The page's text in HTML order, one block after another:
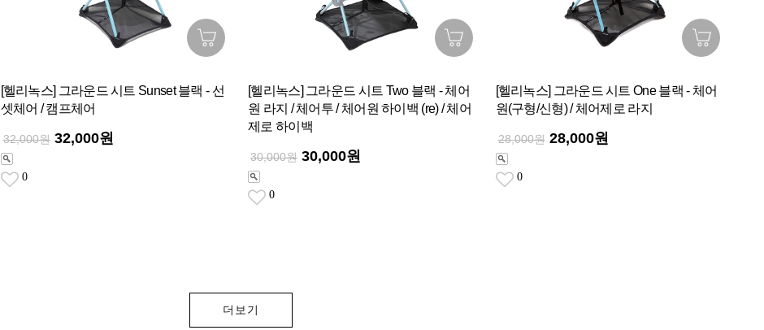
[헬리녹스] 그라운드 시트 Sunset 블랙 - 선
셋체어 / 캠프체어
32,000원 32,000원
0
[헬리녹스] 그라운드 시트 Two 블랙 - 체어
원 라지 / 체어투 / 체어원 하이백 (re) / 체어
제로 하이백
30,000원 30,000원
0
[헬리녹스] 그라운드 시트 One 블랙 - 체어
원(구형/신형) / 체어제로 라지
28,000원 28,000원
0
더보기